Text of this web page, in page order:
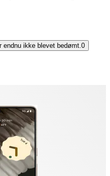
endnu ikke blevet bedømt.0